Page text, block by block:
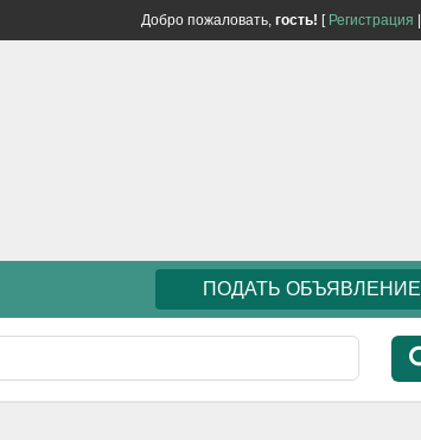
Добро пожаловать, гость! [ Регистрация
ПОДАТЬ ОБЪЯВЛЕНИЕ